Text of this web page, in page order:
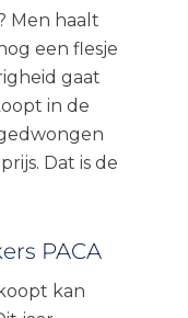
Men haalt
een flesje
gaat
in de
Dat is de
PACA
kan